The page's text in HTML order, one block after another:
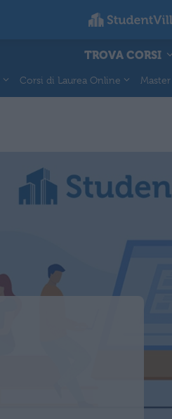
TROVA CORSI
Corsi di Laurea Online